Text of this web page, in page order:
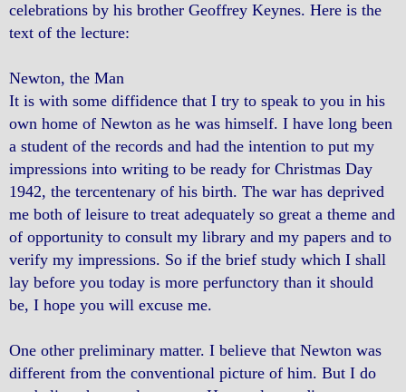
celebrations by his brother Geoffrey Keynes. Here is the
text of the lecture:
Newton, the Man
It is with some diffidence that I try to speak to you in his
own home of Newton as he was himself. I have long been
a student of the records and had the intention to put my
impressions into writing to be ready for Christmas Day
1942, the tercentenary of his birth. The war has deprived
me both of leisure to treat adequately so great a theme and
of opportunity to consult my library and my papers and to
verify my impressions. So if the brief study which I shall
lay before you today is more perfunctory than it should
be, I hope you will excuse me.
One other preliminary matter. I believe that Newton was
different from the conventional picture of him. But I do